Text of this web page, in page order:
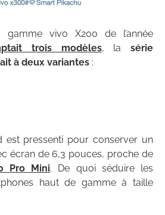
gamme vivo X200 de l’année
trois modèles, lasérie
à deux variantes :
est pressenti pour conserver un
écran de 6,3 pouces, proche de
Pro Mini. De quoi séduire les
haut de gamme à taille